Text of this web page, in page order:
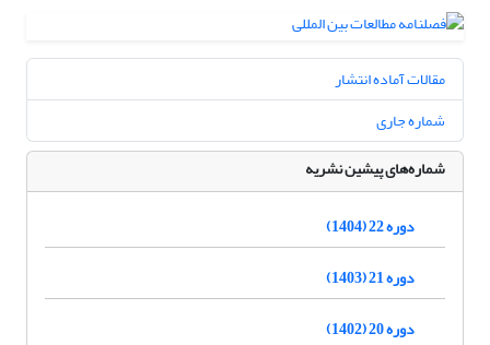
مقالات آماده انتشار
شماره جاری
شماره‌های پیشین نشریه
دوره 22 (1404)
دوره 21 (1403)
دوره 20 (1402)